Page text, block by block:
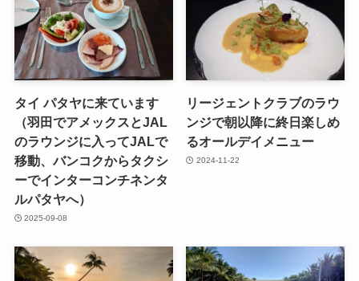
タイ パタヤに来ています
（羽田でアメックスとJAL
のラウンジに入ってJALで
移動、バンコクからタクシ
ーでインターコンチネンタ
ルパタヤへ）
2025-09-08
リージェントクラブのラウ
ンジで朝以降に終日楽しめ
るオールデイメニュー
2024-11-22